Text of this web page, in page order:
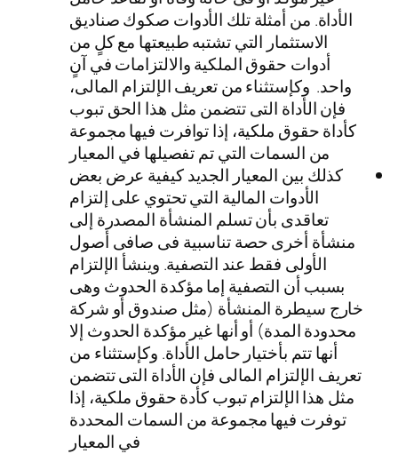
الأداة. من أمثلة تلك الأدوات صكوك صناديق
الاستثمار التي تشتبه طبيعتها مع كلٍ من
أدوات حقوق الملكية والالتزامات في آنٍ
واحد. وكإستثناء من تعريف الإلتزام المالى،
فإن الأداة التى تتضمن مثل هذا الحق تبوب
كأداة حقوق ملكية، إذا توافرت فيها مجموعة
من السمات التي تم تفصيلها في المعيار
كذلك بين المعيار الجديد كيفية عرض بعض
الأدوات المالية التي تحتوي على إلتزام
تعاقدى بأن تسلم المنشأة المصدرة إلى
منشأة أخرى حصة تناسبية فى صافى أصول
الأولى فقط عند التصفية. وينشأ الإلتزام
بسبب أن التصفية إما مؤكدة الحدوث وهى
خارج سيطرة المنشأة (مثل صندوق أو شركة
محدودة المدة) أو أنها غير مؤكدة الحدوث إلا
أنها تتم بأختيار حامل الأداة. وكإستثناء من
تعريف الإلتزام المالى فإن الأداة التى تتضمن
مثل هذا الإلتزام تبوب كأدة حقوق ملكية، إذا
توفرت فيها مجموعة من السمات المحددة
في المعيار